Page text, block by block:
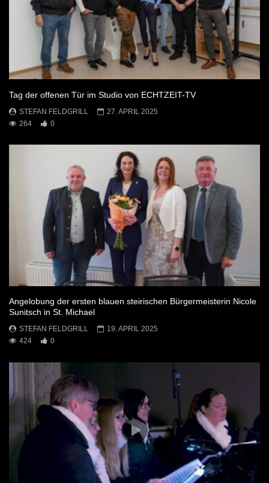
Tag der offenen Tür im Studio von ECHTZEIT-TV
STEFAN FELDGRILL
27. APRIL 2025
264
0
Angelobung der ersten blauen steirischen Bürgermeisterin Nicole
Sunitsch in St. Michael
STEFAN FELDGRILL
19. APRIL 2025
424
0